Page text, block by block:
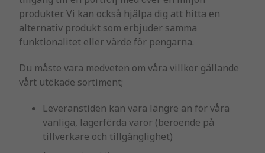
produkter. Vi kan också hjälpa dig att hitta en
alternativ produkt som erbjuder samma
funktionalitet eller värde för pengarna.
Du måste vara medveten om våra villkor gällande
vårt utökade sortiment;
Leveranstiden kan vara längre än för våra
vanliga, lagerförda varor (beroende på
tillverkare och tillgänglighet)